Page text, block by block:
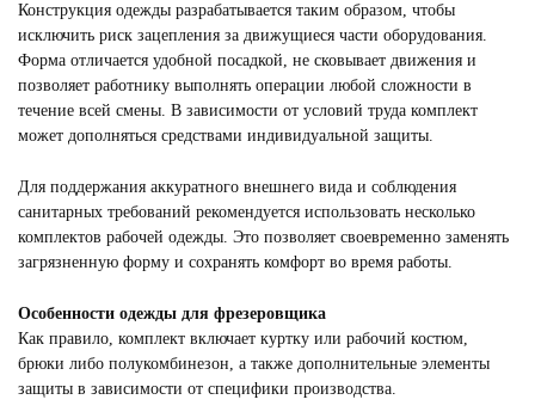
Конструкция одежды разрабатывается таким образом, чтобы
исключить риск зацепления за движущиеся части оборудования.
Форма отличается удобной посадкой, не сковывает движения и
позволяет работнику выполнять операции любой сложности в
течение всей смены. В зависимости от условий труда комплект
может дополняться средствами индивидуальной защиты.
Для поддержания аккуратного внешнего вида и соблюдения
санитарных требований рекомендуется использовать несколько
комплектов рабочей одежды. Это позволяет своевременно заменять
загрязненную форму и сохранять комфорт во время работы.
Особенности одежды для фрезеровщика
Как правило, комплект включает куртку или рабочий костюм,
брюки либо полукомбинезон, а также дополнительные элементы
защиты в зависимости от специфики производства.